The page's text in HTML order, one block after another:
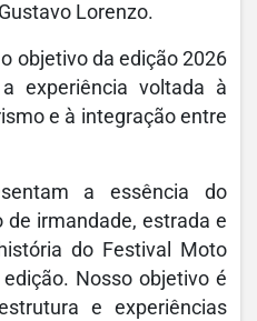
Lorenzo.
objetivo da edição 2026
experiência voltada à
e à integração entre
a essência do
irmandade, estrada e
do Festival Moto
Nosso objetivo é
e experiências